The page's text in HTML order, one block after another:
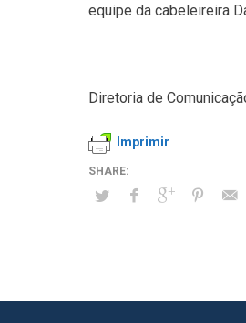
equipe da cabeleireira
Diretoria de
Imprimir